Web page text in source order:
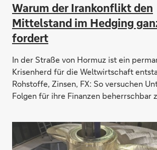
Warum der Irankonflikt den
Mittelstand im Hedging
fordert
In der Straße von Hormuz ist ein
Krisenherd für die Weltwirtschaft
Rohstoffe, Zinsen, FX: So versuchen
Folgen für ihre Finanzen beherrschbar